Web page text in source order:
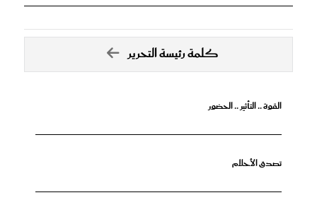
كلمة رئيسة التحرير
القوة .. التأثير .. الحضور
تصدق الأحلام